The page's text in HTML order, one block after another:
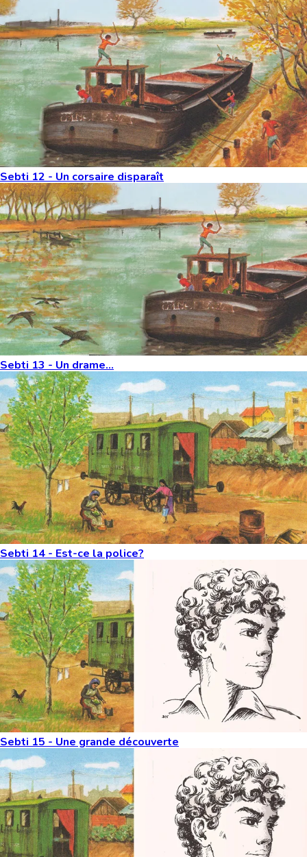
Sebti 12 - Un corsaire disparaît
Sebti 13 - Un drame...
Sebti 14 - Est-ce la police?
Sebti 15 - Une grande découverte